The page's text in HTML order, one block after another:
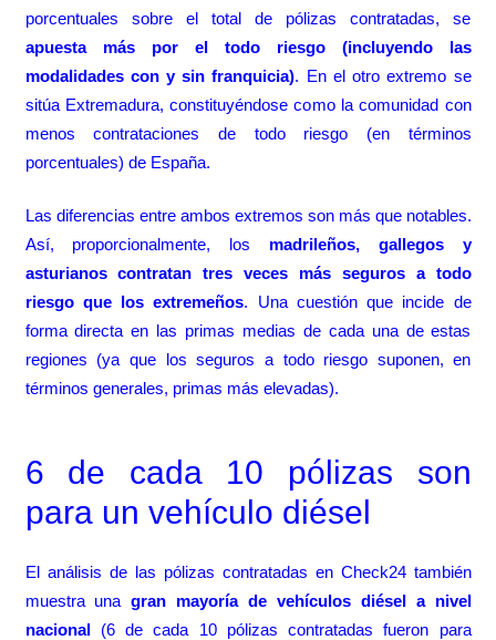
porcentuales sobre el total de pólizas contratadas, se
apuesta más por el todo riesgo (incluyendo las
modalidades con y sin franquicia). En el otro extremo se
sitúa Extremadura, constituyéndose como la comunidad con
menos contrataciones de todo riesgo (en términos
porcentuales) de España.
Las diferencias entre ambos extremos son más que notables.
Así, proporcionalmente, los madrileños, gallegos y
asturianos contratan tres veces más seguros a todo
riesgo que los extremeños. Una cuestión que incide de
forma directa en las primas medias de cada una de estas
regiones (ya que los seguros a todo riesgo suponen, en
términos generales, primas más elevadas).
6 de cada 10 pólizas son
para un vehículo diésel
El análisis de las pólizas contratadas en Check24 también
muestra unagran mayoría de vehículos diésel a nivel
nacional(6 de cada 10 pólizas contratadas fueron para